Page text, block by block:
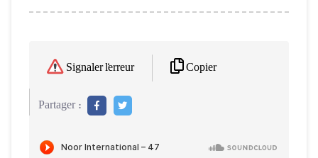
Signaler l'erreur Copier
Partager :